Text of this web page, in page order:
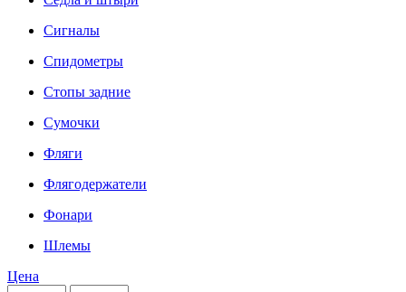
Сигналы
Спидометры
Стопы задние
Сумочки
Фляги
Флягодержатели
Фонари
Шлемы
Цена